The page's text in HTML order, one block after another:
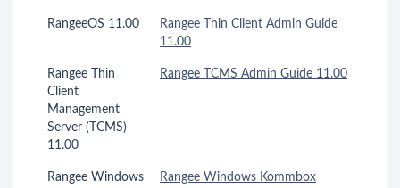
RangeeOS 11.00
Rangee Thin Client Admin Guide
11.00
Rangee Thin
Client
Management
Server (TCMS)
11.00
Rangee TCMS Admin Guide 11.00
Rangee Windows
Rangee Windows Kommbox